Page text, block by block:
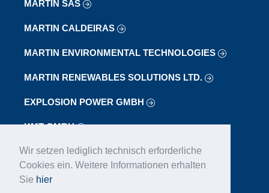
Wir setzen lediglich technisch erforderliche
Cookies ein. Weitere Informationen erhalten
Sie hier
MARTIN SAS
MARTIN CALDEIRAS
MARTIN ENVIRONMENTAL TECHNOLOGIES
MARTIN RENEWABLES SOLUTIONS LTD.
EXPLOSION POWER GMBH
KMT GMBH
LAB
LOIBL FÖRDERANLAGEN GMBH